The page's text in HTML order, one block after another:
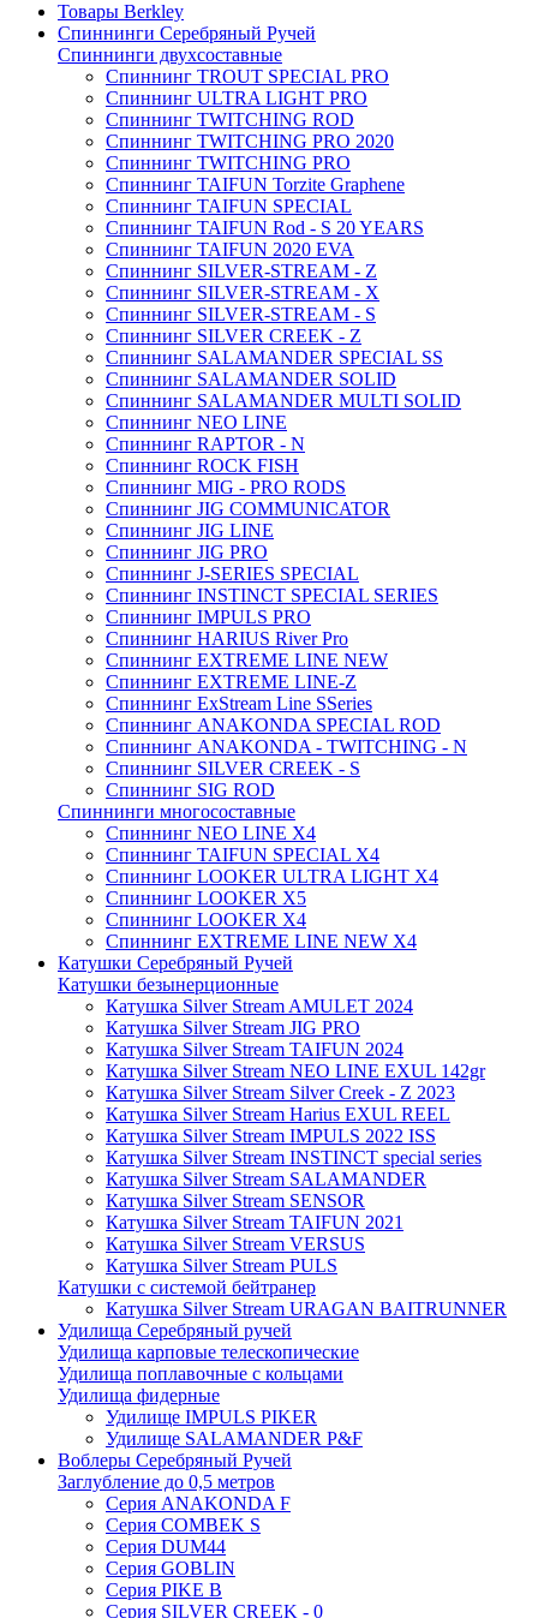
Товары Berkley
Спиннинги Серебряный Ручей
Спиннинги двухсоставные
Спиннинг TROUT SPECIAL PRO
Спиннинг ULTRA LIGHT PRO
Спиннинг TWITCHING ROD
Спиннинг TWITCHING PRO 2020
Спиннинг TWITCHING PRO
Спиннинг TAIFUN Torzite Graphene
Спиннинг TAIFUN SPECIAL
Спиннинг TAIFUN Rod - S 20 YEARS
Спиннинг TAIFUN 2020 EVA
Спиннинг SILVER-STREAM - Z
Спиннинг SILVER-STREAM - X
Спиннинг SILVER-STREAM - S
Спиннинг SILVER CREEK - Z
Спиннинг SALAMANDER SPECIAL SS
Спиннинг SALAMANDER SOLID
Спиннинг SALAMANDER MULTI SOLID
Спиннинг NEO LINE
Спиннинг RAPTOR - N
Спиннинг ROCK FISH
Спиннинг MIG - PRO RODS
Спиннинг JIG COMMUNICATOR
Спиннинг JIG LINE
Спиннинг JIG PRO
Спиннинг J-SERIES SPECIAL
Спиннинг INSTINCT SPECIAL SERIES
Спиннинг IMPULS PRO
Спиннинг HARIUS River Pro
Спиннинг EXTREME LINE NEW
Спиннинг EXTREME LINE-Z
Спиннинг ExStream Line SSeries
Спиннинг ANAKONDA SPECIAL ROD
Спиннинг ANAKONDA - TWITCHING - N
Спиннинг SILVER CREEK - S
Спиннинг SIG ROD
Спиннинги многосоставные
Спиннинг NEO LINE X4
Спиннинг TAIFUN SPECIAL X4
Спиннинг LOOKER ULTRA LIGHT X4
Спиннинг LOOKER X5
Спиннинг LOOKER X4
Спиннинг EXTREME LINE NEW X4
Катушки Серебряный Ручей
Катушки безынерционные
Катушка Silver Stream AMULET 2024
Катушка Silver Stream JIG PRO
Катушка Silver Stream TAIFUN 2024
Катушка Silver Stream NEO LINE EXUL 142gr
Катушка Silver Stream Silver Creek - Z 2023
Катушка Silver Stream Harius EXUL REEL
Катушка Silver Stream IMPULS 2022 ISS
Катушка Silver Stream INSTINCT special series
Катушка Silver Stream SALAMANDER
Катушка Silver Stream SENSOR
Катушка Silver Stream TAIFUN 2021
Катушка Silver Stream VERSUS
Катушка Silver Stream PULS
Катушки с системой бейтранер
Катушка Silver Stream URAGAN BAITRUNNER
Удилища Серебряный ручей
Удилища карповые телескопические
Удилища поплавочные с кольцами
Удилища фидерные
Удилище IMPULS PIKER
Удилище SALAMANDER P&F
Воблеры Серебряный Ручей
Заглубление до 0,5 метров
Серия ANAKONDA F
Серия COMBEK S
Серия DUM44
Серия GOBLIN
Серия PIKE B
Серия SILVER CREEK - 0